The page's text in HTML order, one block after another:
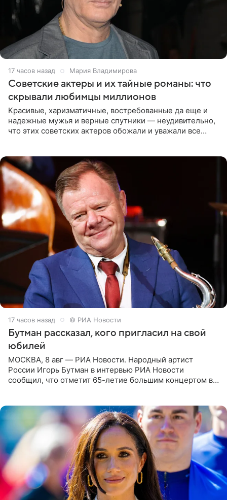
17 часов назад Мария Владимирова
Советские актеры и их тайные романы: что
скрывали любимцы миллионов
Красивые, харизматичные, востребованные да еще и
надежные мужья и верные спутники — неудивительно,
что этих советских актеров обожали и уважали все
17 часов назад © РИА Новости
Бутман рассказал, кого пригласил на свой
юбилей
МОСКВА, 8 авг — РИА Новости. Народный артист
России Игорь Бутман в интервью РИА Новости
сообщил, что отметит 65-летие большим концертом в